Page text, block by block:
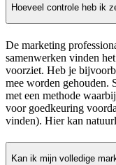
Hoeveel controle heb ik
De marketing
samenwerken vinden
voorziet. Heb je
mee worden gehouden.
met een methode
voor goedkeuring
vinden). Hier kan
Kan ik mijn volledige